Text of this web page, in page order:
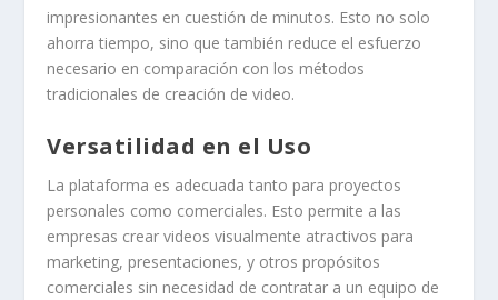
impresionantes en cuestión de minutos. Esto no solo
ahorra tiempo, sino que también reduce el esfuerzo
necesario en comparación con los métodos
tradicionales de creación de video.
Versatilidad en el Uso
La plataforma es adecuada tanto para proyectos
personales como comerciales. Esto permite a las
empresas crear videos visualmente atractivos para
marketing, presentaciones, y otros propósitos
comerciales sin necesidad de contratar a un equipo de